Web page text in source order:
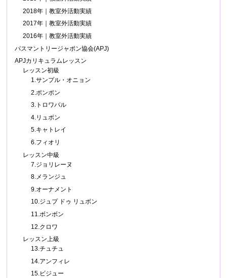
2018年｜教室外活動実績
2017年｜教室外活動実績
2016年｜教室外活動実績
パスマントリージャポン協会(APJ)
APJカリキュラムレッスン
レッスン初級
1.サンプル・オニョン
2.ポンポン
3.トロワバル
4.リュボン
5.キャトレイ
6.フィオリ
レッスン中級
7.ジョリレーヌ
8.メランジュ
9.オーナメント
10.ジュプ ドゥ リュボン
11.ボンボン
12.クロワ
レッスン上級
13.チュチュ
14.アンフィレ
15.ビジュー